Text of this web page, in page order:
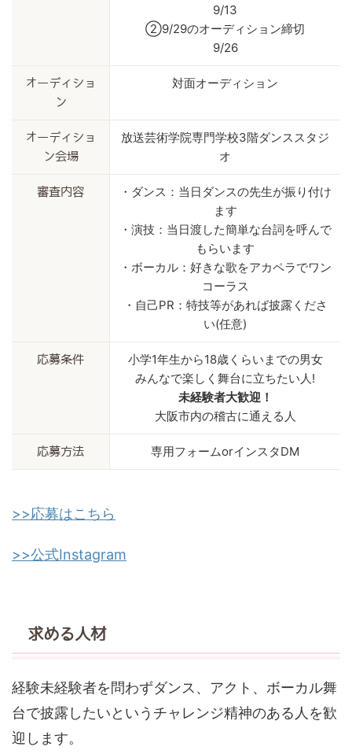
9/13
②9/29のオーディション締切
9/26
オーディショ
ン
対面オーディション
オーディショ
ン会場
放送芸術学院専門学校3階ダンススタジ
オ
審査内容
・ダンス：当日ダンスの先生が振り付け
ます
・演技：当日渡した簡単な台詞を呼んで
もらいます
・ボーカル：好きな歌をアカペラでワン
コーラス
・自己PR：特技等があれば披露くださ
い(任意)
応募条件
小学1年生から18歳くらいまでの男女
みんなで楽しく舞台に立ちたい人!
未経験者大歓迎！
大阪市内の稽古に通える人
応募方法 専用フォームorインスタDM
>>応募はこちら
>>公式Instagram
求める人材
経験未経験者を問わずダンス、アクト、ボーカル舞
台で披露したいというチャレンジ精神のある人を歓
迎します。